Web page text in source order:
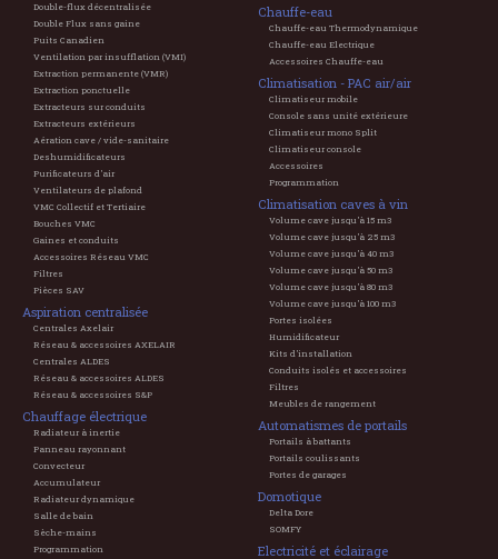
Double-flux décentralisée
Double Flux sans gaine
Puits Canadien
Ventilation par insufflation (VMI)
Extraction permanente (VMR)
Extraction ponctuelle
Extracteurs sur conduits
Extracteurs extérieurs
Aération cave / vide-sanitaire
Deshumidificateurs
Purificateurs d'air
Ventilateurs de plafond
VMC Collectif et Tertiaire
Bouches VMC
Gaines et conduits
Accessoires Réseau VMC
Filtres
Pièces SAV
Aspiration centralisée
Centrales Axelair
Réseau & accessoires AXELAIR
Centrales ALDES
Réseau & accessoires ALDES
Réseau & accessoires S&P
Chauffage électrique
Radiateur à inertie
Panneau rayonnant
Convecteur
Accumulateur
Radiateur dynamique
Salle de bain
Sèche-mains
Programmation
Chauffe-eau
Chauffe-eau Thermodynamique
Chauffe-eau Electrique
Accessoires Chauffe-eau
Climatisation - PAC air/air
Climatiseur mobile
Console sans unité extérieure
Climatiseur mono Split
Climatiseur console
Accessoires
Programmation
Climatisation caves à vin
Volume cave jusqu'à 15 m3
Volume cave jusqu'à 25 m3
Volume cave jusqu'à 40 m3
Volume cave jusqu'à 50 m3
Volume cave jusqu'à 80 m3
Volume cave jusqu'à 100 m3
Portes isolées
Humidificateur
Kits d'installation
Conduits isolés et accessoires
Filtres
Meubles de rangement
Automatismes de portails
Portails à battants
Portails coulissants
Portes de garages
Domotique
Delta Dore
SOMFY
Electricité et éclairage